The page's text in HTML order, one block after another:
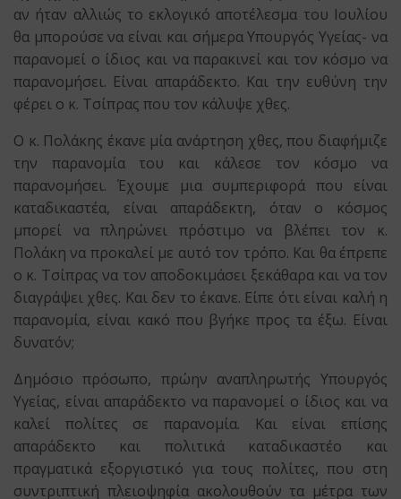
αν ήταν αλλιώς το εκλογικό αποτέλεσμα του Ιουλίου
θα μπορούσε να είναι και σήμερα Υπουργός Υγείας- να
παρανομεί ο ίδιος και να παρακινεί και τον κόσμο να
παρανομήσει. Είναι απαράδεκτο. Και την ευθύνη την
φέρει ο κ. Τσίπρας που τον κάλυψε χθες.
Ο κ. Πολάκης έκανε μία ανάρτηση χθες, που διαφήμιζε
την παρανομία του και κάλεσε τον κόσμο να
παρανομήσει. Έχουμε μια συμπεριφορά που είναι
καταδικαστέα, είναι απαράδεκτη, όταν ο κόσμος
μπορεί να πληρώνει πρόστιμο να βλέπει τον κ.
Πολάκη να προκαλεί με αυτό τον τρόπο. Και θα έπρεπε
ο κ. Τσίπρας να τον αποδοκιμάσει ξεκάθαρα και να τον
διαγράψει χθες. Και δεν το έκανε. Είπε ότι είναι καλή η
παρανομία, είναι κακό που βγήκε προς τα έξω. Είναι
δυνατόν;
Δημόσιο πρόσωπο, πρώην αναπληρωτής Υπουργός
Υγείας, είναι απαράδεκτο να παρανομεί ο ίδιος και να
καλεί πολίτες σε παρανομία. Και είναι επίσης
απαράδεκτο και πολιτικά καταδικαστέο και
πραγματικά εξοργιστικό για τους πολίτες, που στη
συντριπτική πλειοψηφία ακολουθούν τα μέτρα των